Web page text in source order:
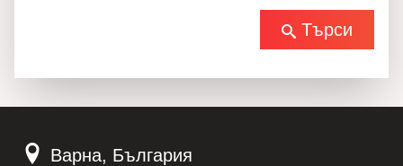
Търси
Варна, България